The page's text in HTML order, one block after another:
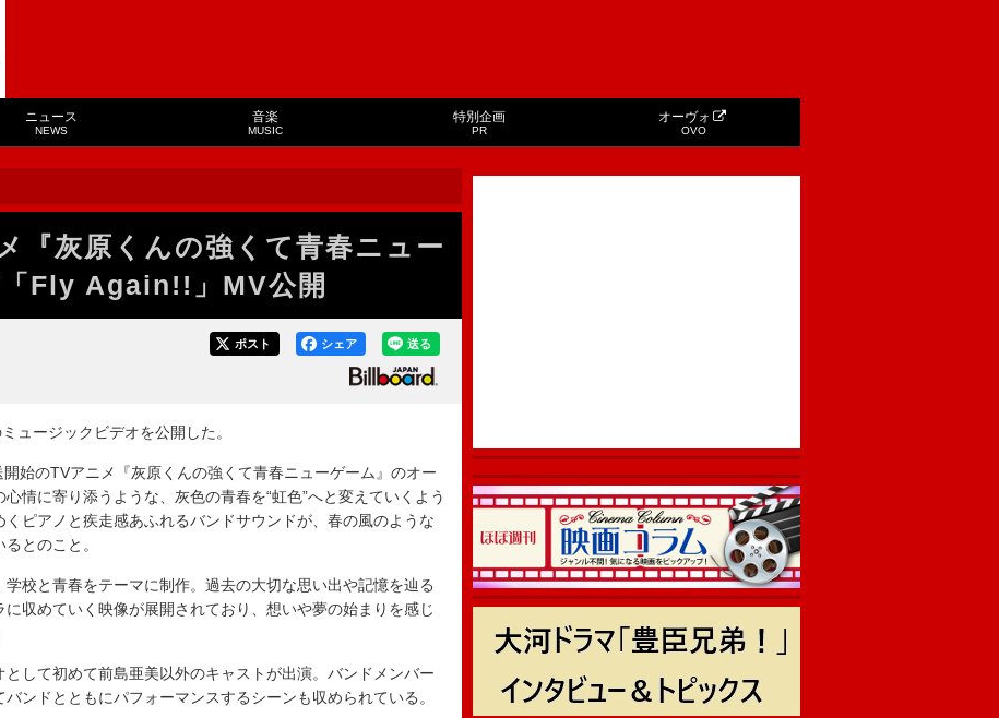
ニュース
NEWS
音楽
MUSIC
特別企画
PR
オーヴォ
OVO
『灰原くんの強くて青春ニュー
Fly Again!!」MV公開
送る
シェア
ポスト
ュージックビデオを公開した。
始のTVアニメ『灰原くんの強くて青春ニューゲーム』のオー
情に寄り添うような、灰色の青春を“虹色”へと変えていくよう
ピアノと疾走感あふれるバンドサウンドが、春の風のような
とのこと。
校と青春をテーマに制作。過去の大切な思い出や記憶を辿る
収めていく映像が展開されており、想いや夢の始まりを感じ
して初めて前島亜美以外のキャストが出演。バンドメンバー
ンドとともにパフォーマンスするシーンも収められている。